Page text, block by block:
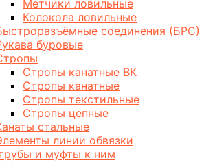
Метчики ловильные
Колокола ловильные
соединения (БРС)
буровые
Стропы канатные ВК
Стропы канатные
Стропы текстильные
Стропы цепные
стальные
линии обвязки
и муфты к ним